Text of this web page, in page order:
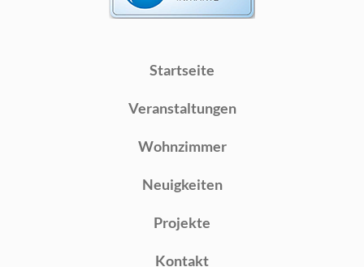
Startseite
Veranstaltungen
Wohnzimmer
Neuigkeiten
Projekte
Kontakt